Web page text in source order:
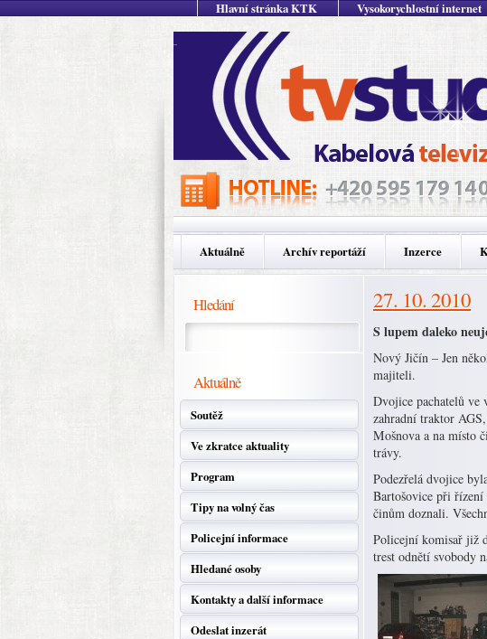
Hlavní stránka KTK Vysokorychlostní internet
Aktuálně Archív reportáží Inzerce
Hledání
Aktuálně
Soutěž
Ve zkratce aktuality
Program
Tipy na volný čas
Policejní informace
Hledané osoby
Kontakty a další informace
Odeslat inzerát
27. 10. 2010
S lupem daleko
Nový Jičín – Jen
majiteli.
Dvojice pachatelů ve
zahradní traktor
Mošnova a na místo
trávy.
Podezřelá dvojice
Bartošovice při řízení
činům doznali.
Policejní komisař již
trest odnětí svobody